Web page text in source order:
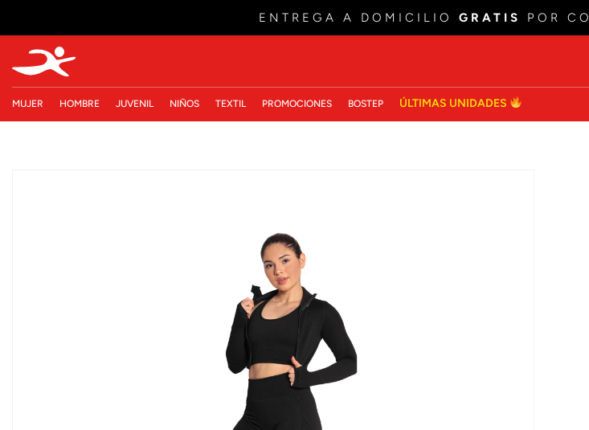
ENTREGA A DOMICILIO GRATIS POR
MUJER HOMBRE JUVENIL NIÑOS TEXTIL PROMOCIONES BOSTEP ÚLTIMAS UNIDADES